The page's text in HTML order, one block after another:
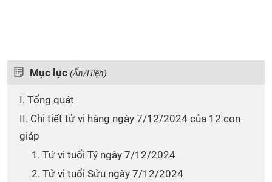
Mục lục (Ẩn/Hiện)
I. Tổng quát
II. Chi tiết tử vi hàng ngày 7/12/2024 của 12 con
giáp
1. Tử vi tuổi Tý ngày 7/12/2024
2. Tử vi tuổi Sửu ngày 7/12/2024